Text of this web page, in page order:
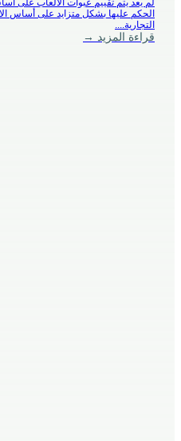
لم يعد يتم تقييم عبوات الألعاب على
الحكم عليها بشكل متزايد على أساس
التجارية....
قراءة المزيد →